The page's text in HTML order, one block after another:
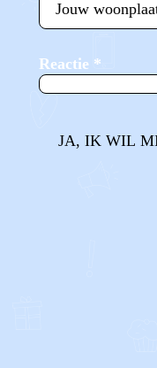
Reactie *
JA, IK WIL